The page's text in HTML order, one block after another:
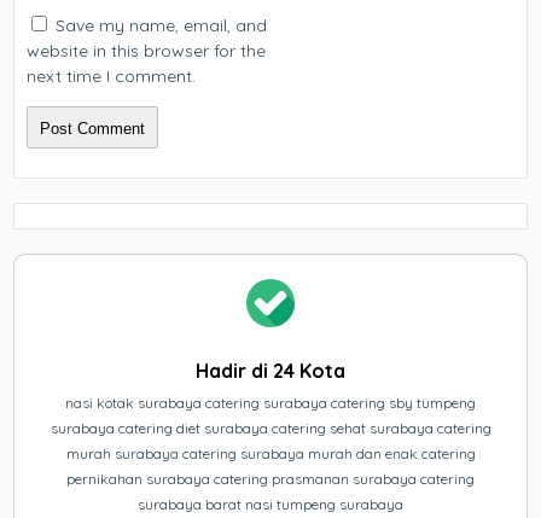
Save my name, email, and
website in this browser for the
next time I comment.
Hadir di 24 Kota
nasi kotak surabaya catering surabaya catering sby tumpeng
surabaya catering diet surabaya catering sehat surabaya catering
murah surabaya catering surabaya murah dan enak catering
pernikahan surabaya catering prasmanan surabaya catering
surabaya barat nasi tumpeng surabaya